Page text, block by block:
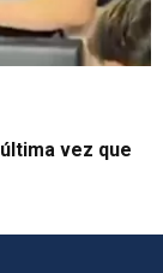
vez que